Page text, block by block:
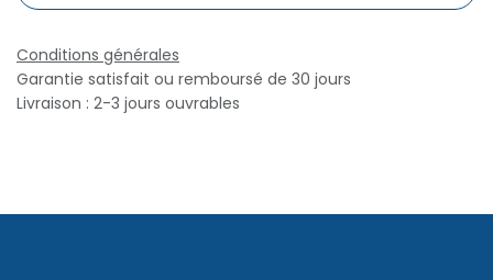
Conditions générales
Garantie satisfait ou remboursé de 30 jours
Livraison : 2-3 jours ouvrables